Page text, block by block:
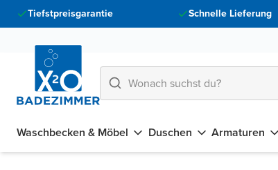
Tiefstpreisgarantie Schnelle Lieferung
Waschbecken & Möbel Duschen Armaturen